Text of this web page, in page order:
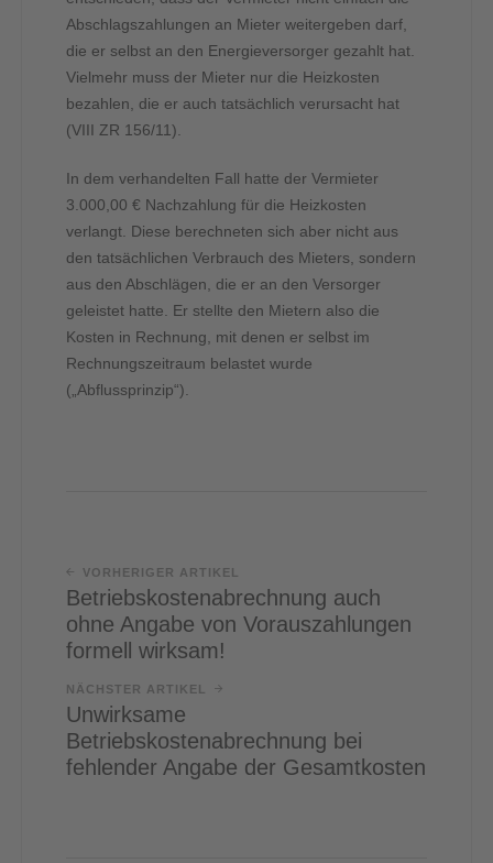
Abschlagszahlungen an Mieter weitergeben darf,
die er selbst an den Energieversorger gezahlt hat.
Vielmehr muss der Mieter nur die Heizkosten
bezahlen, die er auch tatsächlich verursacht hat
(VIII ZR 156/11).
In dem verhandelten Fall hatte der Vermieter
3.000,00 € Nachzahlung für die Heizkosten
verlangt. Diese berechneten sich aber nicht aus
den tatsächlichen Verbrauch des Mieters, sondern
aus den Abschlägen, die er an den Versorger
geleistet hatte. Er stellte den Mietern also die
Kosten in Rechnung, mit denen er selbst im
Rechnungszeitraum belastet wurde
(„Abflussprinzip“).
VORHERIGER ARTIKEL
Betriebskostenabrechnung auch
ohne Angabe von Vorauszahlungen
formell wirksam!
NÄCHSTER ARTIKEL
Unwirksame
Betriebskostenabrechnung bei
fehlender Angabe der Gesamtkosten